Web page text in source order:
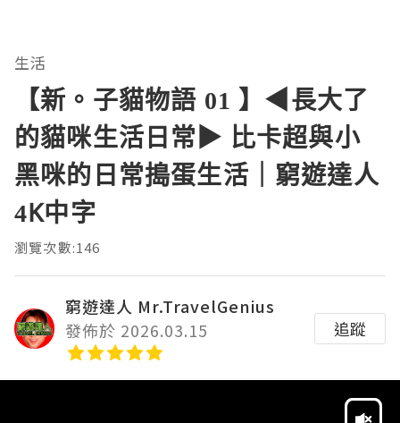
生活
【新。子貓物語 01 】◀︎長大了
的貓咪生活日常▶︎ 比卡超與小
黑咪的日常搗蛋生活｜窮遊達人
4K中字
瀏覽次數:146
窮遊達人 Mr.TravelGenius
發佈於 2026.03.15
追蹤